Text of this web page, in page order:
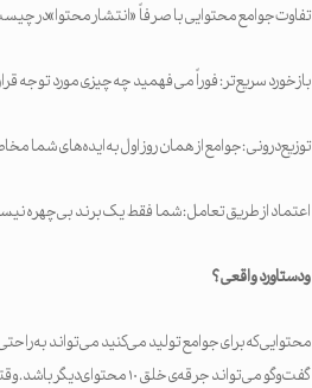
تفاوت جوامع محتوایی با صرفاً «انتشار محتوا» در
بازخورد سریع‌تر: فوراً می‌فهمید چه چیزی مورد توجه
توزیع درونی: جوامع از همان روز اول به ایده‌های شما
اعتماد از طریق تعامل: شما فقط یک برند بی‌چهره
و دستاورد واقعی؟
محتوایی که برای جوامع تولید می‌کنید می‌تواند
گفت‌وگو می‌تواند جرقه‌ی